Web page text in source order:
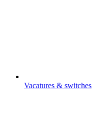
Vacatures & switches